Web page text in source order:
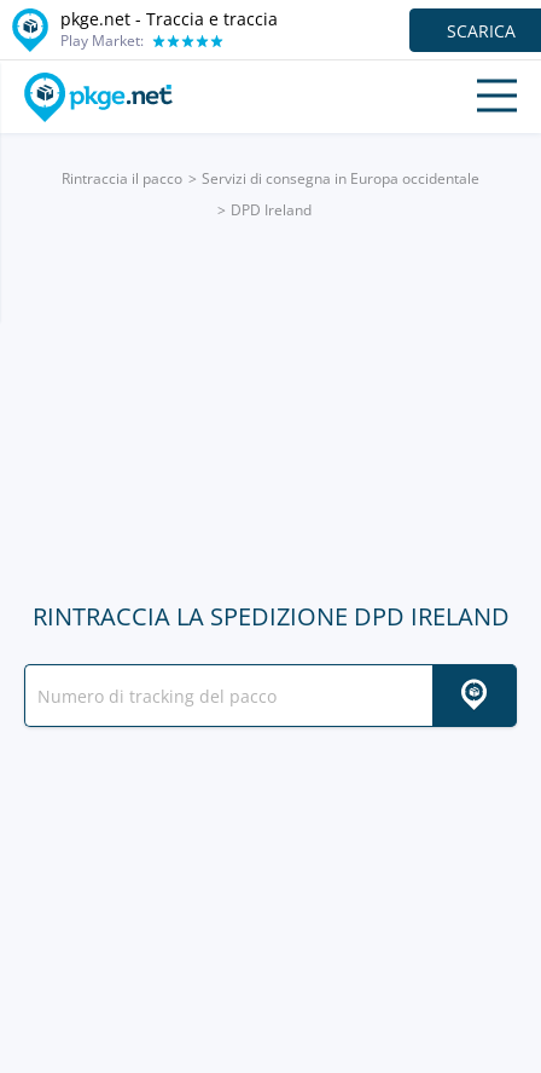
pkge.net - Traccia e traccia
Play Market: SCARICA
Rintraccia il pacco
Servizi di consegna in Europa occidentale
DPD Ireland
RINTRACCIA LA SPEDIZIONE DPD IRELAND